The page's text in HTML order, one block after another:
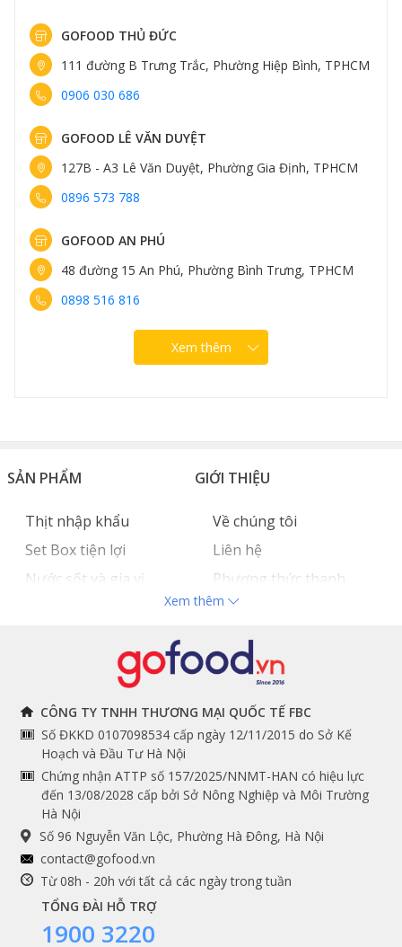
GOFOOD THỦ ĐỨC
111 đường B Trưng Trắc, Phường Hiệp Bình, TPHCM
0906 030 686
GOFOOD LÊ VĂN DUYỆT
127B - A3 Lê Văn Duyệt, Phường Gia Định, TPHCM
0896 573 788
GOFOOD AN PHÚ
48 đường 15 An Phú, Phường Bình Trưng, TPHCM
0898 516 816
Xem thêm
SẢN PHẨM
Thịt nhập khẩu
Set Box tiện lợi
Nước sốt và gia vị
GIỚI THIỆU
Về chúng tôi
Liên hệ
Phương thức thanh
toán
Tuyển dụng
THÔNG TIN
Chính sách và quy định
chung
Hướng dẫn đặt hàng
Cam kết chất lượng
THEO DÕI NGAY
Facebook
Instagram
Youtube
Tiktok
Shopee
Xem thêm
CÔNG TY TNHH THƯƠNG MẠI QUỐC TẾ FBC
Số ĐKKD 0107098534 cấp ngày 12/11/2015 do Sở Kế
Hoạch và Đầu Tư Hà Nội
Chứng nhận ATTP số 157/2025/NNMT-HAN có hiệu lực
đến 13/08/2028 cấp bởi Sở Nông Nghiệp và Môi Trường
Hà Nội
Số 96 Nguyễn Văn Lộc, Phường Hà Đông, Hà Nội
contact@gofood.vn
Từ 08h - 20h với tất cả các ngày trong tuần
TỔNG ĐÀI HỖ TRỢ
1900 3220